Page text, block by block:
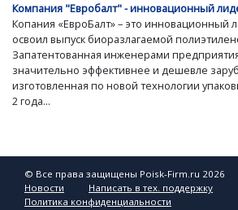
Компания "Евробалт" - инновационный
Копания «ЕвроБалт» – это инновационный
освоил выпуск биоразлагаемой
Запатентованная инженерами
значительно эффективнее и дешевле
изготовленная по новой технологии
2 года...
© Все права защищены Poisk-Firm.ru 2026
Новости
Написать в тех. поддержку
Политика конфиденциальности